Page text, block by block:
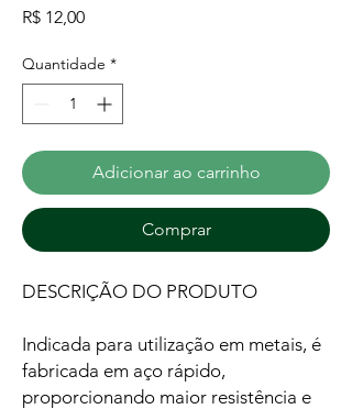
R$ 12,00Preço
Quantidade *
Adicionar ao carrinho
Comprar
DESCRIÇÃO DO PRODUTO
Indicada para utilização em metais, é
fabricada em aço rápido,
proporcionando maior resistência e